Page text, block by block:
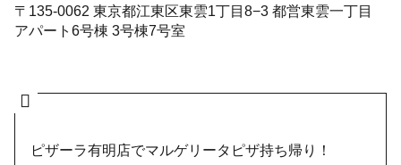
〒135-0062 東京都江東区東雲1丁目8−3 都営東雲一丁目
アパート6号棟 3号棟7号室
ピザーラ有明店でマルゲリータピザ持ち帰り！